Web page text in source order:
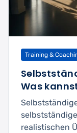
Training &
Was
realistischen